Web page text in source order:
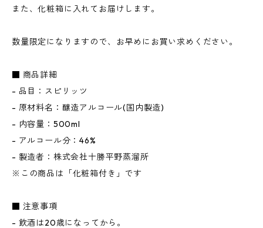
また、化粧箱に入れてお届けします。
数量限定になりますので、お早めにお買い求めください。
■ 商品詳細
- 品目：スピリッツ
- 原材料名：醸造アルコール(国内製造)
- 内容量：500ml
- アルコール分：46%
- 製造者：株式会社十勝平野蒸溜所
※この商品は「化粧箱付き」です
■ 注意事項
- 飲酒は20歳になってから。